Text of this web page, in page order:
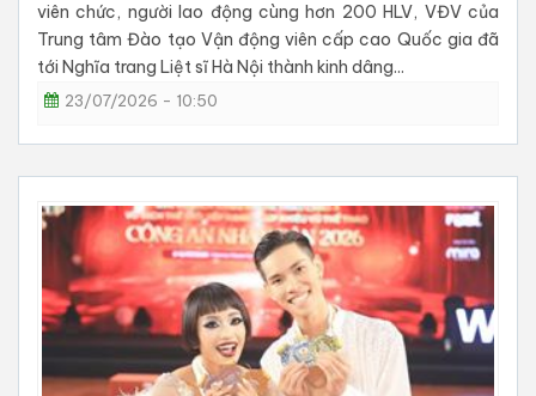
viên chức, người lao động cùng hơn 200 HLV, VĐV của
Trung tâm Đào tạo Vận động viên cấp cao Quốc gia đã
tới Nghĩa trang Liệt sĩ Hà Nội thành kinh dâng...
23/07/2026 - 10:50